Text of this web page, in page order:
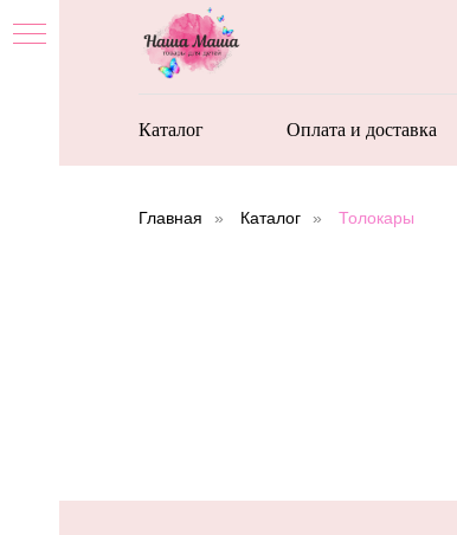
Каталог Оплата и доставка
Главная » Каталог » Толокары